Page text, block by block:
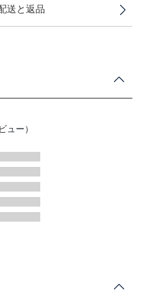
送と返品
ュー）